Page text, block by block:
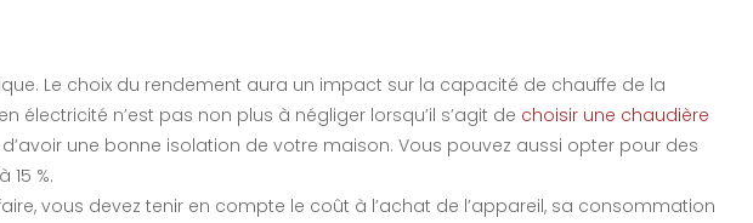
Le choix du rendement aura un impact sur la capacité de chauffe de la
n’est pas non plus à négliger lorsqu’il s’agit de choisir une chaudière
une bonne isolation de votre maison. Vous pouvez aussi opter pour des
%.
vous devez tenir en compte le coût à l’achat de l’appareil, sa consommation